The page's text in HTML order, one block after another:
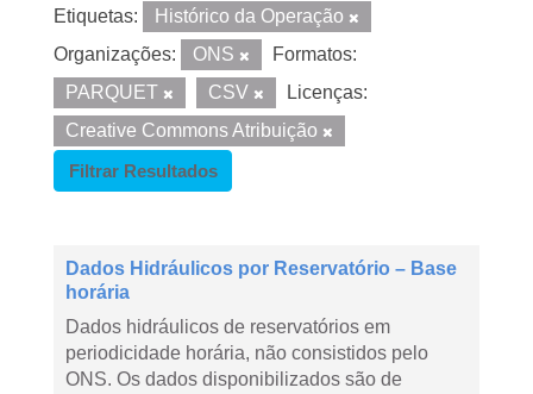
Etiquetas:
Histórico da Operação
Organizações:
ONS
Formatos:
PARQUET
CSV
Licenças:
Creative Commons Atribuição
Filtrar Resultados
Dados Hidráulicos por Reservatório – Base
horária
Dados hidráulicos de reservatórios em
periodicidade horária, não consistidos pelo
ONS. Os dados disponibilizados são de